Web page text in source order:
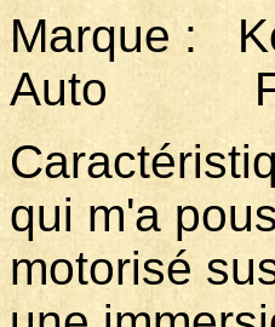
Auto
qui m'a
motorisé